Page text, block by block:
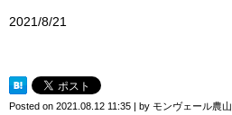
2021/8/21
Posted on 2021.08.12 11:35 | by モンヴェール農山